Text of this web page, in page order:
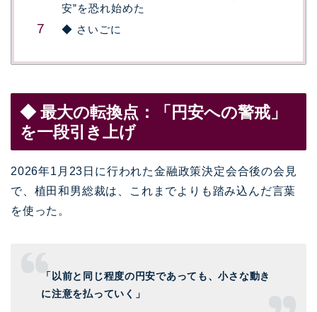
安”を恐れ始めた
◆ さいごに
◆ 最大の転換点：「円安への警戒」
を一段引き上げ
2026年1月23日に行われた金融政策決定会合後の会見
で、 植田和男総裁は、これまでよりも踏み込んだ言葉
を使った。
「以前と同じ程度の円安であっても、小さな動き
に注意を払っていく」